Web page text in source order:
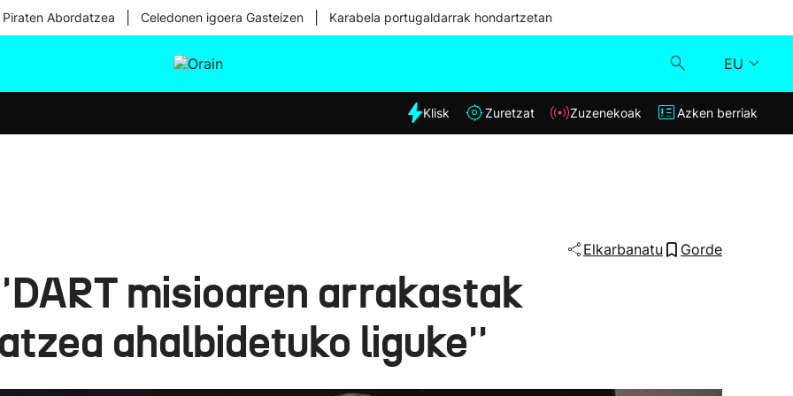
Abordatzea Celedonen igoera Gasteizen Karabela portugaldarrak hondartzetan
EU
Eguraldia
Klisk
Klisk Zuretzat Zuzenekoak Azken berriak
Elkarbanatu Gorde
misioaren arrakastak
ahalbidetuko liguke''